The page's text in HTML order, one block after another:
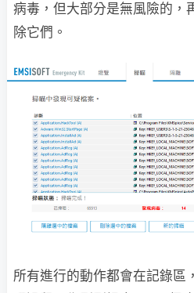
病毒，但大部分是無風險的，
除它們。
所有進行的動作都會在記錄區